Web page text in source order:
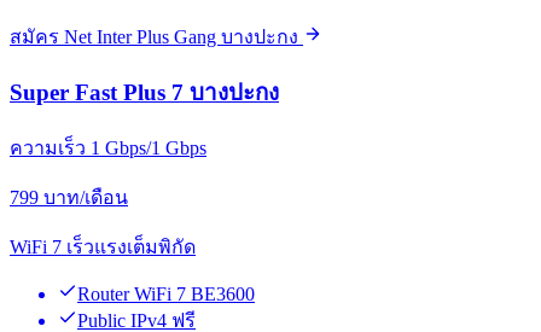
สมัคร Net Inter Plus Gang บางปะกง
Super Fast Plus 7 บางปะกง
ความเร็ว 1 Gbps/1 Gbps
799 บาท/เดือน
WiFi 7 เร็วแรงเต็มพิกัด
Router WiFi 7 BE3600
Public IPv4 ฟรี